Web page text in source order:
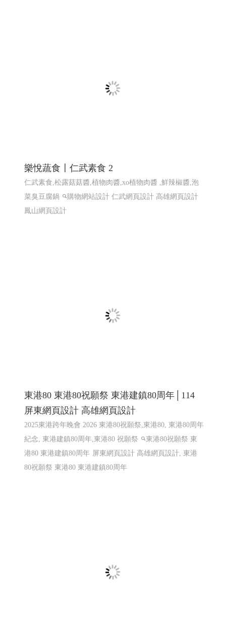
樂悅蔬食〡仁武素食 2
仁武素食,松露菇菇醬,植物肉醬,xo植物肉醬 ,鮮辣椒醬,泡
菜臭豆腐鍋
購物網站設計仁武網頁設計 高雄網頁設計
鳳山網頁設計
東港80 東港80祝願祭 東港建鎮80周年│114
屏東網頁設計 高雄網頁設計
2025東港跨年晚會 2026 東港80祝願祭,東港80, 東港80周年
紀念, 東港建鎮80周年,東港80 祝願祭
東港80祝願祭 東
港80 東港建鎮80周年 屏東網頁設計 高雄網頁設計, 東港
80祝願祭 東港80 東港建鎮80周年